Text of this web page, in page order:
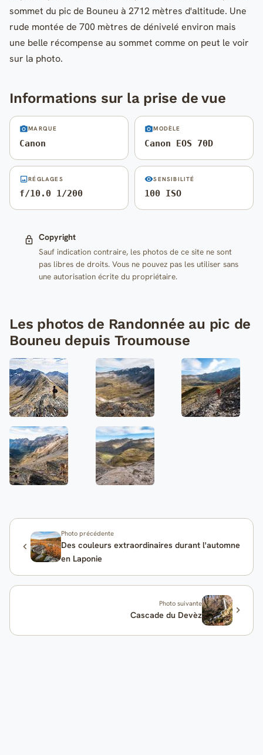
sommet du pic de Bouneu à 2712 mètres d'altitude. Une
rude montée de 700 mètres de dénivelé environ mais
une belle récompense au sommet comme on peut le voir
sur la photo.
Informations sur la prise de vue
MARQUE
Canon
MODÈLE
Canon EOS 70D
RÉGLAGES
f/10.0 1/200
SENSIBILITÉ
100 ISO
Copyright
Sauf indication contraire, les photos de ce site ne sont
pas libres de droits. Vous ne pouvez pas les utiliser sans
une autorisation écrite du propriétaire.
Les photos de Randonnée au pic de
Bouneu depuis Troumouse
Photo précédente
Des couleurs extraordinaires durant l'automne
en Laponie
Photo suivante
Cascade du Devèz